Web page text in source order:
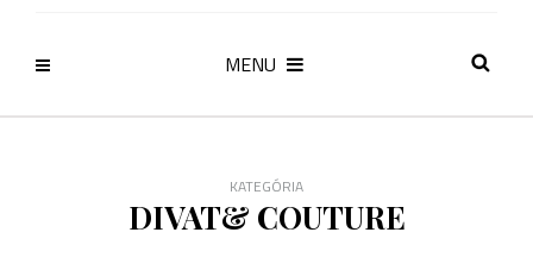
MENU
KATEGÓRIA
DIVAT& COUTURE